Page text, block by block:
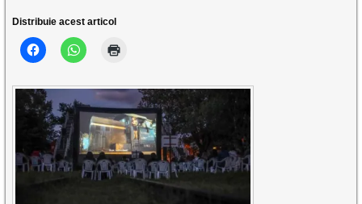
Distribuie acest articol